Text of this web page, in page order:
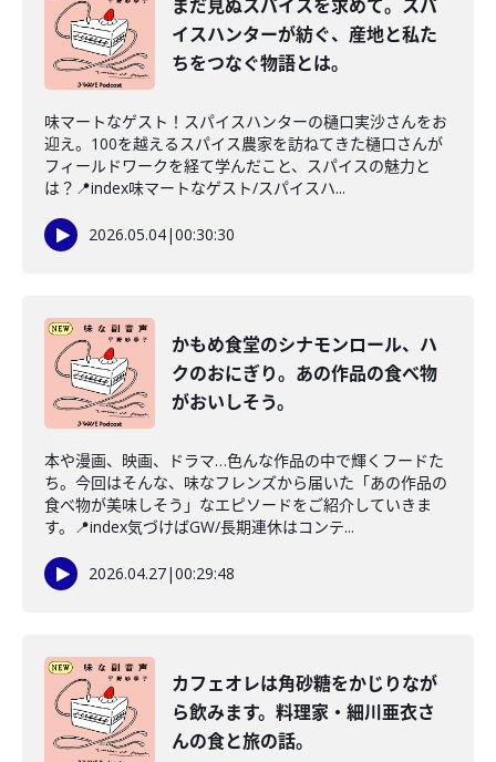
まだ見ぬスパイスを求めて。スパ
イスハンターが紡ぐ、産地と私た
ちをつなぐ物語とは。
味マートなゲスト！スパイスハンターの樋口実沙さんをお
迎え。100を越えるスパイス農家を訪ねてきた樋口さんが
フィールドワークを経て学んだこと、スパイスの魅力と
は？📍index味マートなゲスト/スパイスハ...
2026.05.04|00:30:30
かもめ食堂のシナモンロール、ハ
クのおにぎり。あの作品の食べ物
がおいしそう。
本や漫画、映画、ドラマ…色んな作品の中で輝くフードた
ち。今回はそんな、味なフレンズから届いた「あの作品の
食べ物が美味しそう」なエピソードをご紹介していきま
す。📍index気づけばGW/長期連休はコンテ...
2026.04.27|00:29:48
カフェオレは角砂糖をかじりなが
ら飲みます。料理家・細川亜衣さ
んの食と旅の話。